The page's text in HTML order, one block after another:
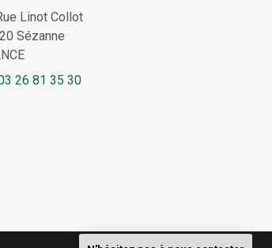
Linot Collot
Sézanne
26 81 35 30